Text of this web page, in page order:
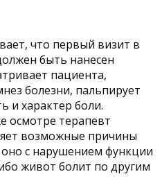
что первый визит в
быть нанесен
пациента,
болезни, пальпирует
и характер боли.
осмотре терапевт
возможные причины
оно с нарушением функции
живот болит по другим